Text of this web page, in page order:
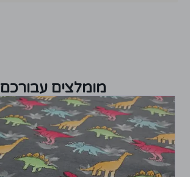
מומלצים עבורכם